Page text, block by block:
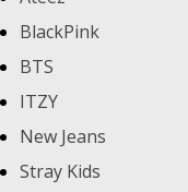
BlackPink
BTS
ITZY
New Jeans
Stray Kids